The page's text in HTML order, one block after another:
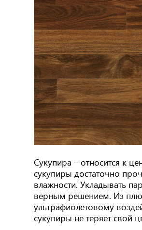
Сукупира – относится к
сукупиры достаточно
влажности. Укладывать
верным решением. Из
ультрафиолетовому
сукупиры не теряет свой